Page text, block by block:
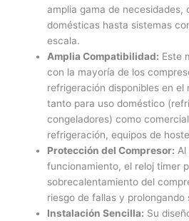
amplia gama de necesidades,
domésticas hasta sistemas
escala.
Amplia Compatibilidad: Este
con la mayoría de los
refrigeración disponibles en el
tanto para uso doméstico
congeladores) como
refrigeración, equipos de
Protección del Compresor:
funcionamiento, el reloj timer
sobrecalentamiento del
riesgo de fallas y prolongando
Instalación Sencilla: Su